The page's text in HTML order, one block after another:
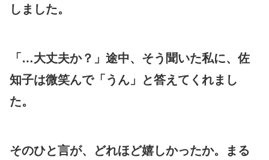
しました。
「…大丈夫か？」途中、そう聞いた私に、佐
知子は微笑んで「うん」と答えてくれまし
た。
そのひと言が、どれほど嬉しかったか。まる